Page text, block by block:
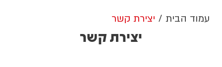
עמוד הבית יצירת קשר
יצירת קשר